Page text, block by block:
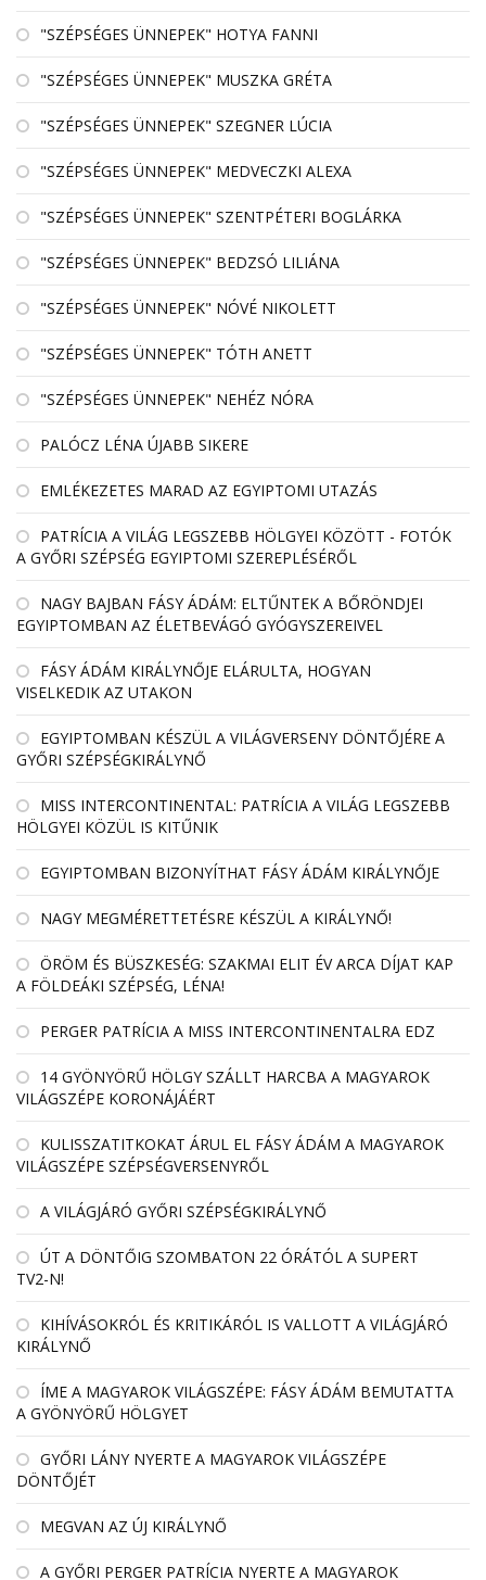
"SZÉPSÉGES ÜNNEPEK" HOTYA FANNI
"SZÉPSÉGES ÜNNEPEK" MUSZKA GRÉTA
"SZÉPSÉGES ÜNNEPEK" SZEGNER LÚCIA
"SZÉPSÉGES ÜNNEPEK" MEDVECZKI ALEXA
"SZÉPSÉGES ÜNNEPEK" SZENTPÉTERI BOGLÁRKA
"SZÉPSÉGES ÜNNEPEK" BEDZSÓ LILIÁNA
"SZÉPSÉGES ÜNNEPEK" NÓVÉ NIKOLETT
"SZÉPSÉGES ÜNNEPEK" TÓTH ANETT
"SZÉPSÉGES ÜNNEPEK" NEHÉZ NÓRA
PALÓCZ LÉNA ÚJABB SIKERE
EMLÉKEZETES MARAD AZ EGYIPTOMI UTAZÁS
PATRÍCIA A VILÁG LEGSZEBB HÖLGYEI KÖZÖTT - FOTÓK
A GYŐRI SZÉPSÉG EGYIPTOMI SZEREPLÉSÉRŐL
NAGY BAJBAN FÁSY ÁDÁM: ELTŰNTEK A BŐRÖNDJEI
EGYIPTOMBAN AZ ÉLETBEVÁGÓ GYÓGYSZEREIVEL
FÁSY ÁDÁM KIRÁLYNŐJE ELÁRULTA, HOGYAN
VISELKEDIK AZ UTAKON
EGYIPTOMBAN KÉSZÜL A VILÁGVERSENY DÖNTŐJÉRE A
GYŐRI SZÉPSÉGKIRÁLYNŐ
MISS INTERCONTINENTAL: PATRÍCIA A VILÁG LEGSZEBB
HÖLGYEI KÖZÜL IS KITŰNIK
EGYIPTOMBAN BIZONYÍTHAT FÁSY ÁDÁM KIRÁLYNŐJE
NAGY MEGMÉRETTETÉSRE KÉSZÜL A KIRÁLYNŐ!
ÖRÖM ÉS BÜSZKESÉG: SZAKMAI ELIT ÉV ARCA DÍJAT KAP
A FÖLDEÁKI SZÉPSÉG, LÉNA!
PERGER PATRÍCIA A MISS INTERCONTINENTALRA EDZ
14 GYÖNYÖRŰ HÖLGY SZÁLLT HARCBA A MAGYAROK
VILÁGSZÉPE KORONÁJÁÉRT
KULISSZATITKOKAT ÁRUL EL FÁSY ÁDÁM A MAGYAROK
VILÁGSZÉPE SZÉPSÉGVERSENYRŐL
A VILÁGJÁRÓ GYŐRI SZÉPSÉGKIRÁLYNŐ
ÚT A DÖNTŐIG SZOMBATON 22 ÓRÁTÓL A SUPERT
TV2-N!
KIHÍVÁSOKRÓL ÉS KRITIKÁRÓL IS VALLOTT A VILÁGJÁRÓ
KIRÁLYNŐ
ÍME A MAGYAROK VILÁGSZÉPE: FÁSY ÁDÁM BEMUTATTA
A GYÖNYÖRŰ HÖLGYET
GYŐRI LÁNY NYERTE A MAGYAROK VILÁGSZÉPE
DÖNTŐJÉT
MEGVAN AZ ÚJ KIRÁLYNŐ
A GYŐRI PERGER PATRÍCIA NYERTE A MAGYAROK